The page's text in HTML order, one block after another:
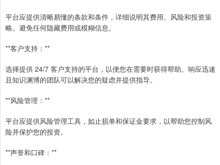
平台应提供清晰易懂的条款和条件，详细说明其费用、风险和投资策
略。避免任何隐藏费用或模糊信息。
**客户支持：**
选择提供 24/7 客户支持的平台，以便您在需要时获得帮助。响应迅速
且知识渊博的团队可以解决您的疑虑并提供指导。
**风险管理：**
平台应提供风险管理工具，如止损单和保证金要求，以帮助您控制风
险并保护您的投资。
**声誉和口碑：**